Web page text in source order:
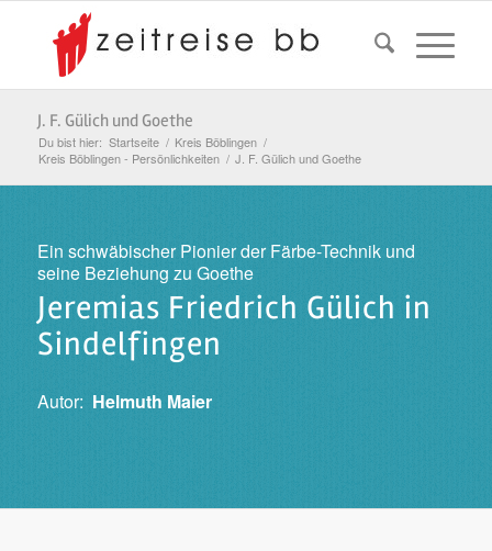
J. F. Gülich und Goethe
Du bist hier: Startseite / Kreis Böblingen /
Kreis Böblingen - Persönlichkeiten / J. F. Gülich und Goethe
Ein schwäbischer Pionier der Färbe-Technik und
seine Beziehung zu Goethe
Jeremias Friedrich Gülich in
Sindelfingen
Autor: Helmuth Maier